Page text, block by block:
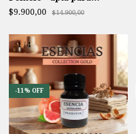
Humidificador -
$9.900,00 $14.900,00
1 /4
-11% OFF